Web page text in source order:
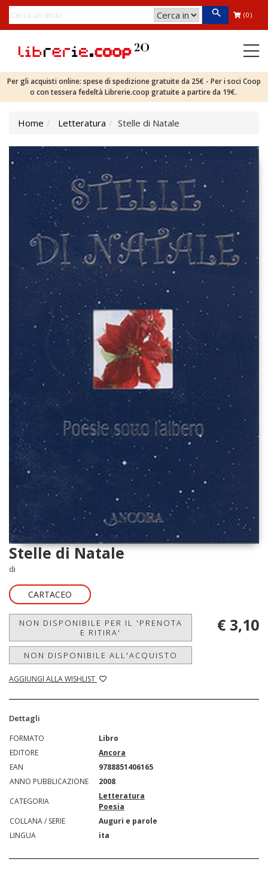
(0)
Per gli acquisti online: spese di spedizione gratuite da 25€ - Per i soci Coop
o con tessera fedeltà Librerie.coop gratuite a partire da 19€.
Home Letteratura Stelle di Natale
Stelle di Natale
di
CARTACEO
NON DISPONIBILE PER IL 'PRENOTA
E RITIRA'
NON DISPONIBILE ALL'ACQUISTO
AGGIUNGI ALLA WISHLIST
€ 3,10
Dettagli
FORMATO
Libro
EDITORE
Ancora
EAN
9788851406165
ANNO PUBBLICAZIONE
2008
CATEGORIA
Letteratura
Poesia
COLLANA / SERIE
Auguri e parole
LINGUA
ita